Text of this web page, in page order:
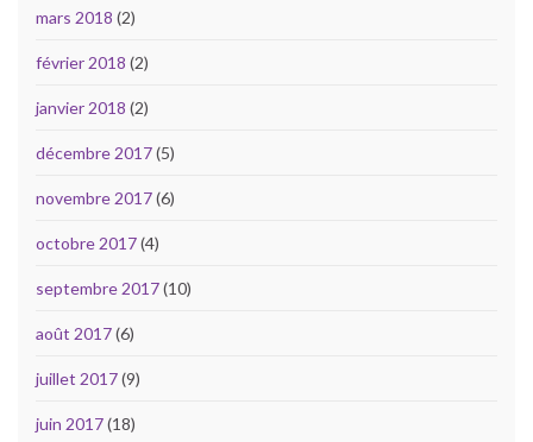
mars 2018 (2)
février 2018 (2)
janvier 2018 (2)
décembre 2017(5)
novembre 2017(6)
octobre 2017(4)
septembre 2017(10)
août 2017(6)
juillet 2017(9)
juin 2017(18)